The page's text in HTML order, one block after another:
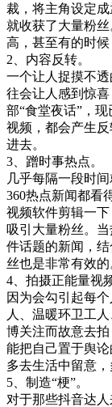
裁，将主角设定
就收获了大量粉
高，甚至有的时候
2、内容反转。
一个让人捉摸不
往会让人感到惊
部“食堂夜话”，
视频，都会产生
进去。
3、蹭时事热点。
几乎每隔一段时
360热点新闻都看
视频软件剪辑一
吸引大量粉丝。
件话题的新闻，
丝也是非常有效的
4、拍摄正能量视
因为会勾引起每
人、温暖环卫工
博关注而故意去
能把自己置于舆
多去生活中留意，
5、制造“梗”。
对于那些抖音达